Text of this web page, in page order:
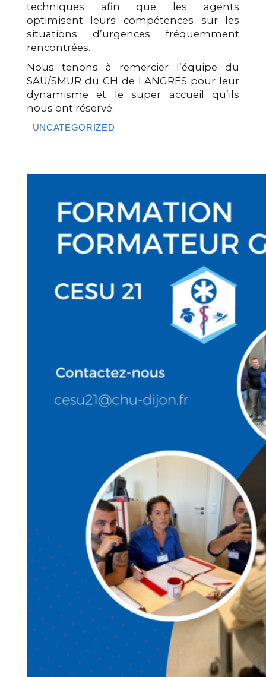
techniques afin que les agents
optimisent leurs compétences sur les
situations d’urgences fréquemment
rencontrées.
Nous tenons à remercier l’équipe du
SAU/SMUR du CH de LANGRES pour leur
dynamisme et le super accueil qu’ils
nous ont réservé.
UNCATEGORIZED